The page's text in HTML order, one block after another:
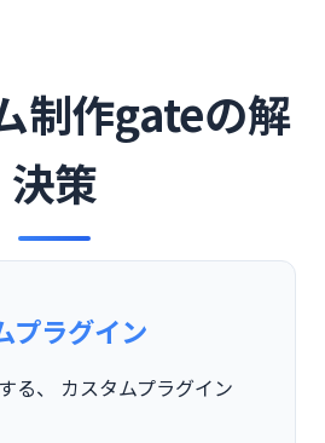
制作gateの解
決策
プラグイン
る、 カスタムプラグイン